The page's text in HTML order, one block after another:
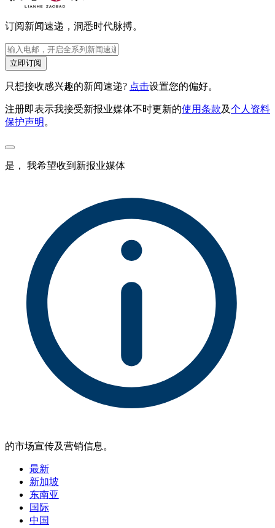
订阅新闻速递，洞悉时代脉搏。
立即订阅
只想接收感兴趣的新闻速递? 点击设置您的偏好。
注册即表示我接受新报业媒体不时更新的使用条款及个人资料
保护声明 。
是， 我希望收到新报业媒体
的市场宣传及营销信息。
最新
新加坡
东南亚
国际
中国